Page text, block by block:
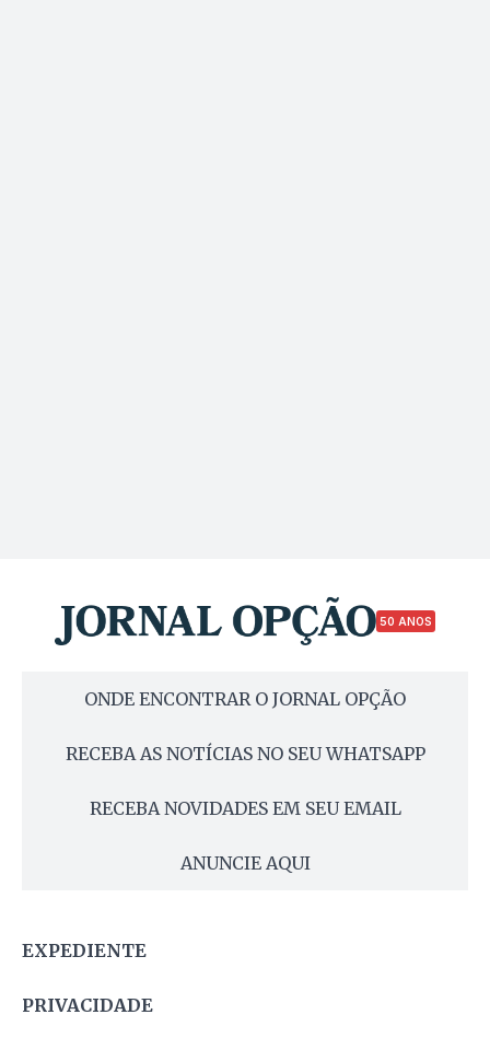
50 ANOS
ONDE ENCONTRAR O JORNAL OPÇÃO
RECEBA AS NOTÍCIAS NO SEU WHATSAPP
RECEBA NOVIDADES EM SEU EMAIL
ANUNCIE AQUI
EXPEDIENTE
PRIVACIDADE